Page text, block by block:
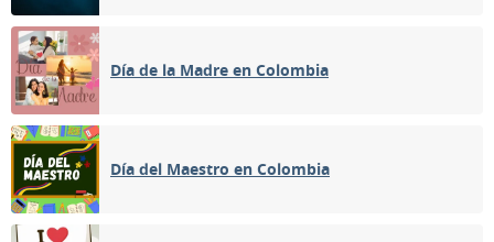
Día de la Madre en Colombia
Día del Maestro en Colombia